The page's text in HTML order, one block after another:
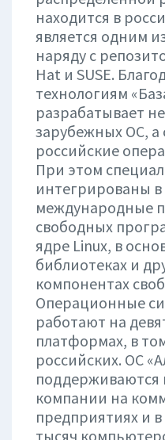
находится в
является одним
наряду с
Hat и SUSE.
технологиям
разрабатывает
зарубежных ОС, а
российские
При этом
интегрированы
международные
свободных
ядре Linux, в
библиотеках и
компонентах
Операционные
работают на
платформах, в
российских. ОС
поддерживаются
компании на
предприятиях и в
тысяч